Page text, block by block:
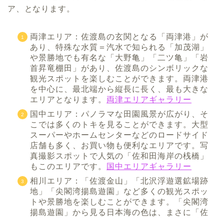
ア、となります。
両津エリア：佐渡島の玄関となる「両津港」が
あり、特殊な水質＝汽水で知られる「加茂湖」
や景勝地でも有名な「大野亀」「二ツ亀」「岩
首昇竜棚田」があり、佐渡島のシンボリックな
観光スポットを楽しむことができます。両津港
を中心に、最北端から縦長に長く、最も大きな
エリアとなります。 両津エリアギャラリー
国中エリア：パノラマな田園風景が広がり、そ
こでは多くのトキを見ることができます。大型
スーパーやホームセンターなどのロードサイド
店舗も多く、お買い物も便利なエリアです。写
真撮影スポットで人気の「佐和田海岸の桟橋」
もこのエリアです。
国中エリアギャラリー
相川エリア：「佐渡金山」「北沢浮遊選鉱場跡
地」「尖閣湾揚島遊園」など多くの観光スポッ
トや景勝地を楽しむことができます。「尖閣湾
揚島遊園」から見る日本海の色は、まさに「佐